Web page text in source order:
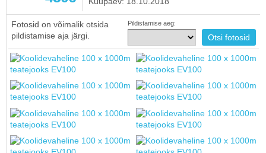
Fotosid on võimalik otsida
pildistamise aja järgi.
Pildistamise aeg: